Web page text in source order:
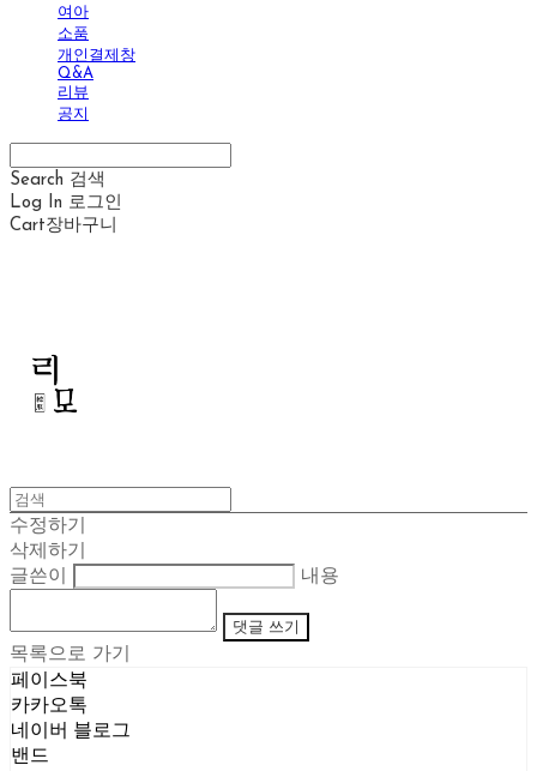
여아
소품
개인결제창
Q&A
리뷰
공지
Search 검색
Log In 로그인
Cart장바구니
수정하기
삭제하기
글쓴이
내용
댓글 쓰기
목록으로 가기
페이스북
카카오톡
네이버 블로그
밴드